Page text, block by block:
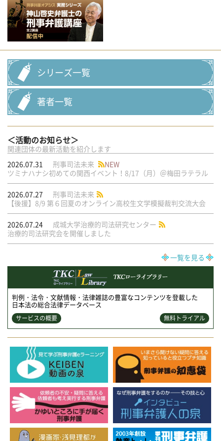
シリーズ一覧
著者一覧
＜活動のお知らせ＞
関連団体の最新活動を紹介します
2026.07.31
刑事司法未来
NEW
ツミナハナシ初めての関西イベント！8/17（月）＠梅田ラテラル
2026.07.27
刑事司法未来
【後援】8/9 第６回夏のオンライン高校生文学模擬裁判交流大会
2026.07.24
成城大学治療的司法研究センター
治療的司法研究会を開催しました
一覧を見る
判例・法令・文献情報・法律雑誌の豊富なコンテンツを登載した
日本法の総合法律データベース
サービスの概要 無料トライアル